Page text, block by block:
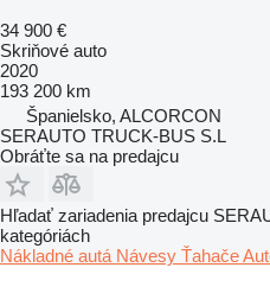
34 900 €
Skriňové auto
2020
193 200 km
Španielsko, ALCORCON
SERAUTO TRUCK-BUS S.L
Obráťte sa na predajcu
Hľadať zariadenia predajcu
kategóriách
Nákladné autá Návesy Ťahače